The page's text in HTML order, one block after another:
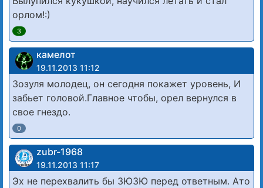
орлом!:)
3
камелот
19.11.2013 11:12
Зозуля молодец, он сегодня покажет уровень, И
забьет головой.Главное чтобы, орел вернулся в
свое гнездо.
0
zubr-1968
19.11.2013 11:17
Эх не перехвалить бы ЗЮЗЮ перед ответным. Ато